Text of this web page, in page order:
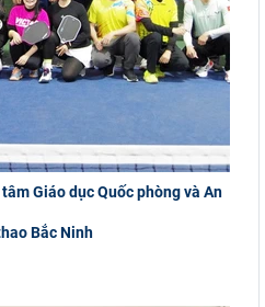
Giáo dục Quốc phòng và An
Bắc Ninh